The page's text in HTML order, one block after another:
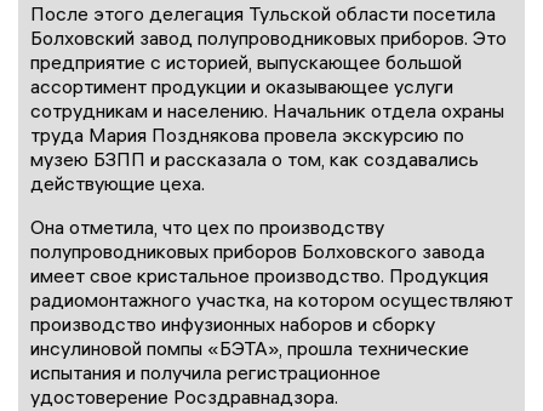
После этого делегация Тульской области посетила
Болховский завод полупроводниковых приборов. Это
предприятие с историей, выпускающее большой
ассортимент продукции и оказывающее услуги
сотрудникам и населению. Начальник отдела охраны
труда Мария Позднякова провела экскурсию по
музею БЗПП и рассказала о том, как создавались
действующие цеха.
Она отметила, что цех по производству
полупроводниковых приборов Болховского завода
имеет свое кристальное производство. Продукция
радиомонтажного участка, на котором осуществляют
производство инфузионных наборов и сборку
инсулиновой помпы «БЭТА», прошла технические
испытания и получила регистрационное
удостоверение Росздравнадзора.